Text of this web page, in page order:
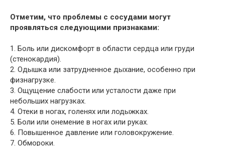
Отметим, что проблемы с сосудами могут
проявляться следующими признаками:
1. Боль или дискомфорт в области сердца или груди
(стенокардия).
2. Одышка или затрудненное дыхание, особенно при
физнагрузке.
3. Ощущение слабости или усталости даже при
небольших нагрузках.
4. Отеки в ногах, голенях или лодыжках.
5. Боли или онемение в ногах или руках.
6. Повышенное давление или головокружение.
7. Обмороки.